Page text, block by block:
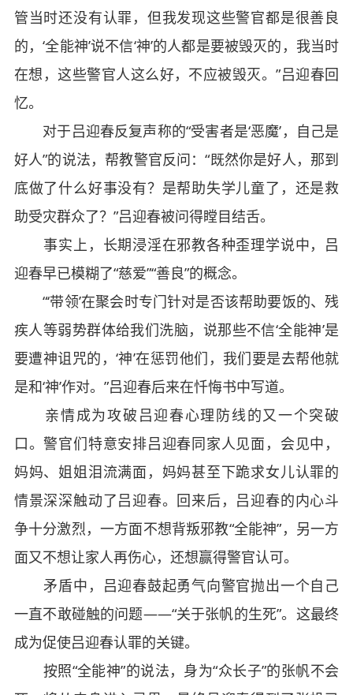
管当时还没有认罪，但我发现这些警官都是很善良
的，‘全能神’说不信‘神’的人都是要被毁灭的，我当时
在想，这些警官人这么好，不应被毁灭。”吕迎春回
忆。
对于吕迎春反复声称的“受害者是‘恶魔’，自己是
好人”的说法，帮教警官反问：“既然你是好人，那到
底做了什么好事没有？是帮助失学儿童了，还是救
助受灾群众了？”吕迎春被问得瞠目结舌。
事实上，长期浸淫在邪教各种歪理学说中，吕
迎春早已模糊了“慈爱”“善良”的概念。
“‘带领’在聚会时专门针对是否该帮助要饭的、残
疾人等弱势群体给我们洗脑，说那些不信‘全能神’是
要遭神诅咒的，‘神’在惩罚他们，我们要是去帮他就
是和‘神’作对。”吕迎春后来在忏悔书中写道。
亲情成为攻破吕迎春心理防线的又一个突破
口。警官们特意安排吕迎春同家人见面，会见中，
妈妈、姐姐泪流满面，妈妈甚至下跪求女儿认罪的
情景深深触动了吕迎春。回来后，吕迎春的内心斗
争十分激烈，一方面不想背叛邪教“全能神”，另一方
面又不想让家人再伤心，还想赢得警官认可。
矛盾中，吕迎春鼓起勇气向警官抛出一个自己
一直不敢碰触的问题——“关于张帆的生死”。这最终
成为促使吕迎春认罪的关键。
按照“全能神”的说法，身为“众长子”的张帆不会